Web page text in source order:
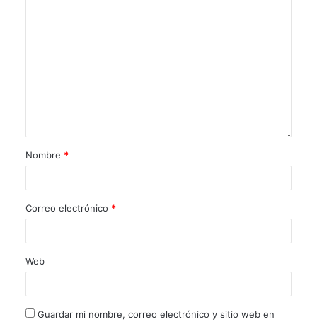
Nombre *
Correo electrónico *
Web
Guardar mi nombre, correo electrónico y sitio web en